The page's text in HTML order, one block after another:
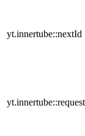
yt.innertube::nextId